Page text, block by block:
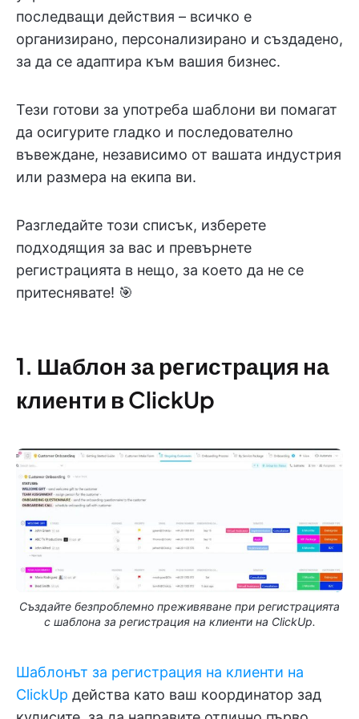
последващи действия – всичко е
организирано, персонализирано и създадено,
за да се адаптира към вашия бизнес.
Тези готови за употреба шаблони ви помагат
да осигурите гладко и последователно
въвеждане, независимо от вашата индустрия
или размера на екипа ви.
Разгледайте този списък, изберете
подходящия за вас и превърнете
регистрацията в нещо, за което да не се
притеснявате! 🎯
1. Шаблон за регистрация на
клиенти в ClickUp
Създайте безпроблемно преживяване при регистрацията
с шаблона за регистрация на клиенти на ClickUp.
Шаблонът за регистрация на клиенти на
ClickUp действа като ваш координатор зад